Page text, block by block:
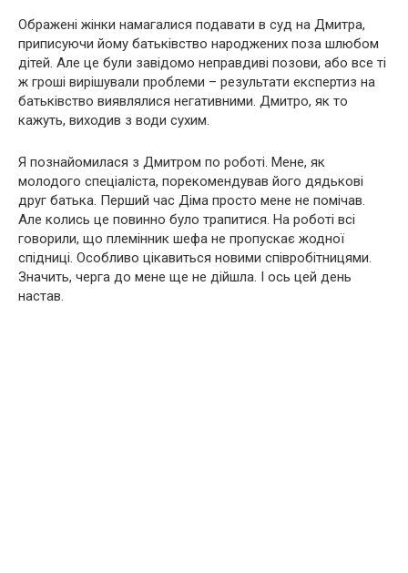
Ображені жінки намагалися подавати в суд на Дмитра,
приписуючи йому батьківство народжених поза шлюбом
дітей. Але це були завідомо неправдиві позови, або все ті
ж гроші вирішували проблеми – результати експертиз на
батьківство виявлялися негативними. Дмитро, як то
кажуть, виходив з води сухим.
Я познайомилася з Дмитром по роботі. Мене, як
молодого спеціаліста, порекомендував його дядькові
друг батька. Перший час Діма просто мене не помічав.
Але колись це повинно було трапитися. На роботі всі
говорили, що племінник шефа не пропускає жодної
спідниці. Особливо цікавиться новими співробітницями.
Значить, черга до мене ще не дійшла. І ось цей день
настав.